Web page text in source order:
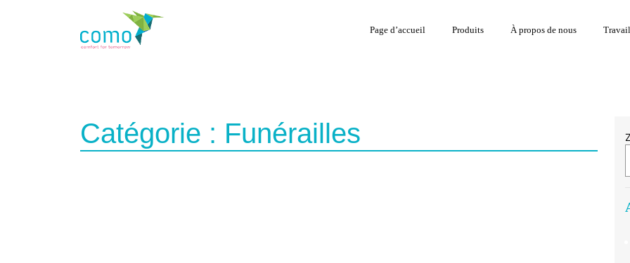
Page d’accueil Produits À propos de nous
Catégorie : Funérailles